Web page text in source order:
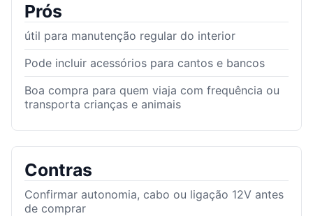
Prós
útil para manutenção regular do interior
Pode incluir acessórios para cantos e bancos
Boa compra para quem viaja com frequência ou
transporta crianças e animais
Contras
Confirmar autonomia, cabo ou ligação 12V antes
de comprar